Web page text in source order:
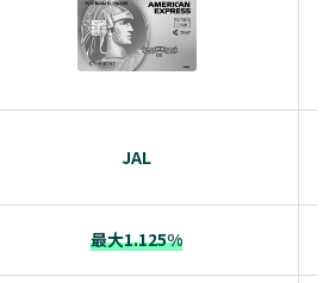
JAL
最大1.125%